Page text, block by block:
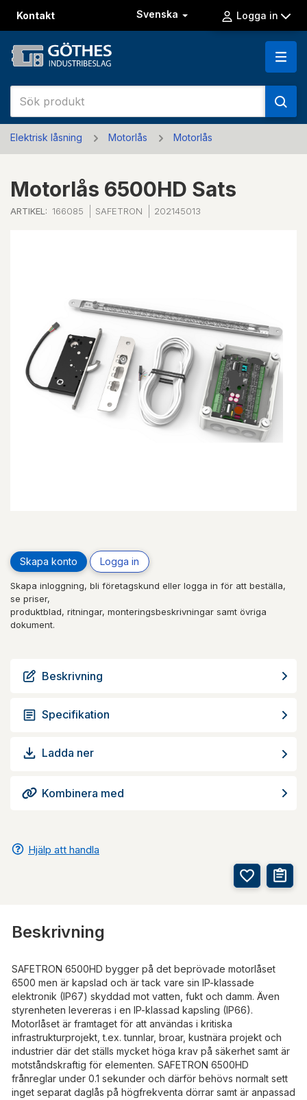
Kontakt Svenska Logga in
Elektrisk låsning Motorlås Motorlås
Motorlås 6500HD Sats
ARTIKEL: 166085 SAFETRON 202145013
Skapa konto Logga in
Skapa inloggning, bli företagskund eller logga in för att beställa,
se priser,
produktblad, ritningar, monteringsbeskrivningar samt övriga
dokument.
Beskrivning
Specifikation
Ladda ner
Kombinera med
Hjälp att handla
Beskrivning
SAFETRON 6500HD bygger på det beprövade motorlåset
6500 men är kapslad och är tack vare sin IP-klassade
elektronik (IP67) skyddad mot vatten, fukt och damm. Även
styrenheten levereras i en IP-klassad kapsling (IP66).
Motorlåset är framtaget för att användas i kritiska
infrastrukturprojekt, t.ex. tunnlar, broar, kustnära projekt och
industrier där det ställs mycket höga krav på säkerhet samt är
motståndskraftig för elementen. SAFETRON 6500HD
frånreglar under 0.1 sekunder och därför behövs normalt sett
inget separat daglås på högfrekventa dörrar samt är anpassad